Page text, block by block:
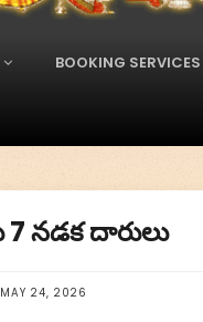
BOOKING SERVICES
7 నడక దారులు
MAY 24, 2026